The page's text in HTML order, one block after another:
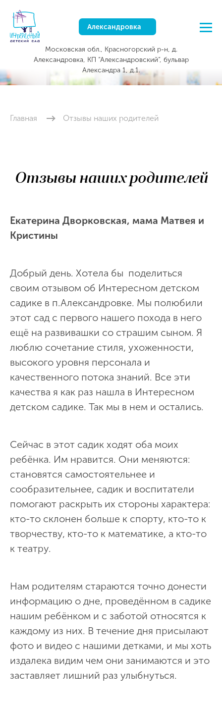
Александровка
Московская обл., Красногорский р-н, д.
Александровка, КП “Александровский”, бульвар
Александра 1, д.1.
Главная Отзывы наших родителей
Отзывы наших родителей
Екатерина Дворковская, мама Матвея и
Кристины
Добрый день. Хотела бы поделиться
своим отзывом об Интересном детском
садике в п.Александровке. Мы полюбили
этот сад с первого нашего похода в него
ещё на развивашки со страшим сыном. Я
люблю сочетание стиля, ухоженности,
высокого уровня персонала и
качественного потока знаний. Все эти
качества я как раз нашла в Интересном
детском садике. Так мы в нем и остались.
Сейчас в этот садик ходят оба моих
ребёнка. Им нравится. Они меняются:
становятся самостоятельнее и
сообразительнее, садик и воспитатели
помогают раскрыть их стороны характера:
кто-то склонен больше к спорту, кто-то к
творчеству, кто-то к математике, а кто-то
к театру.
Нам родителям стараются точно донести
информацию о дне, проведённом в садике
нашим ребёнком и с заботой относятся к
каждому из них. В течение дня присылают
фото и видео с нашими детками, и мы хоть
издалека видим чем они занимаются и это
заставляет лишний раз улыбнуться.